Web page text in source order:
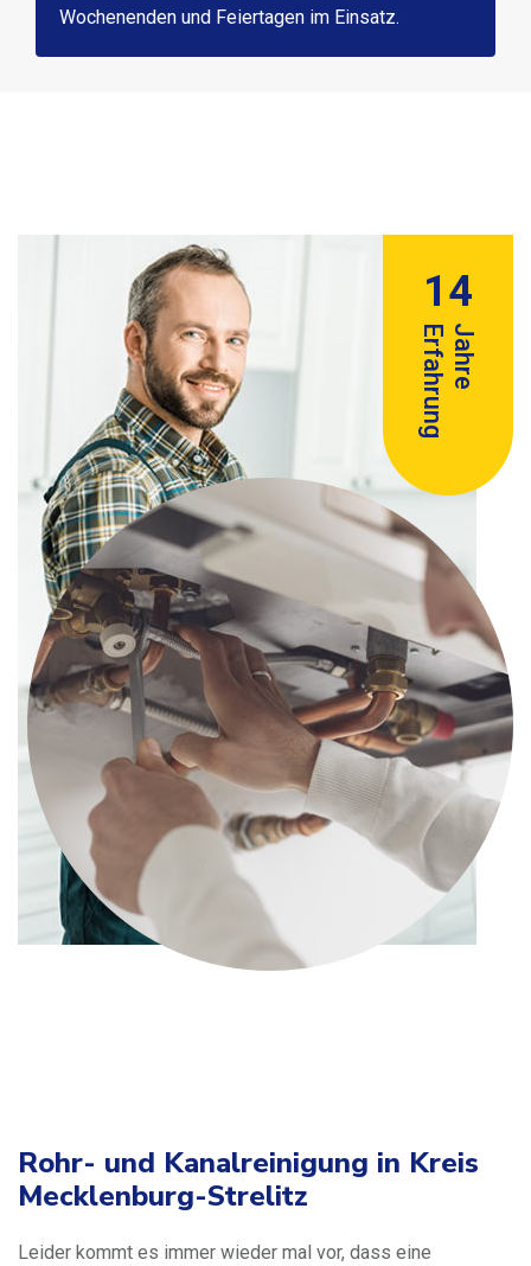
Wochenenden und Feiertagen im Einsatz.
14
Jahre
Erfahrung
Rohr- und Kanalreinigung in Kreis
Mecklenburg-Strelitz
Leider kommt es immer wieder mal vor, dass eine